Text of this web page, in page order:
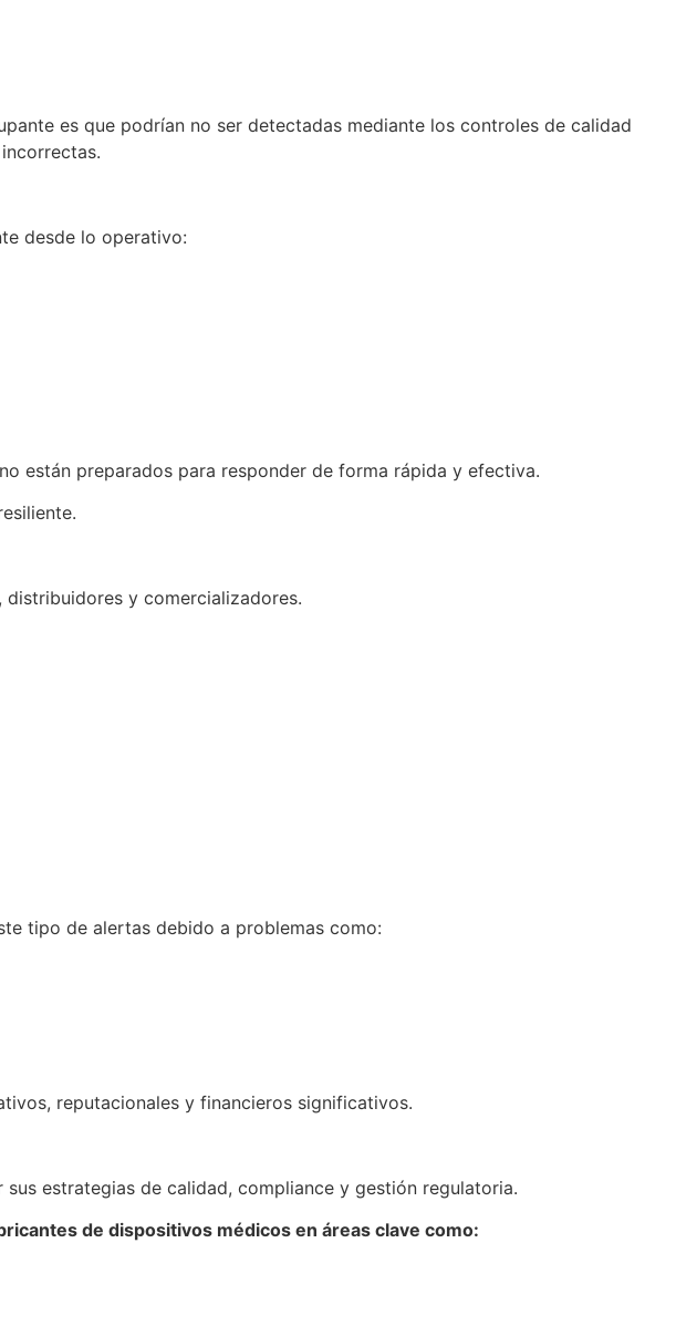
es que podrían no ser detectadas mediante los controles de calidad
desde lo operativo:
están preparados para responder de forma rápida y efectiva.
distribuidores y comercializadores.
tipo de alertas debido a problemas como:
reputacionales y financieros significativos.
estrategias de calidad, compliance y gestión regulatoria.
de dispositivos médicos en áreas clave como: